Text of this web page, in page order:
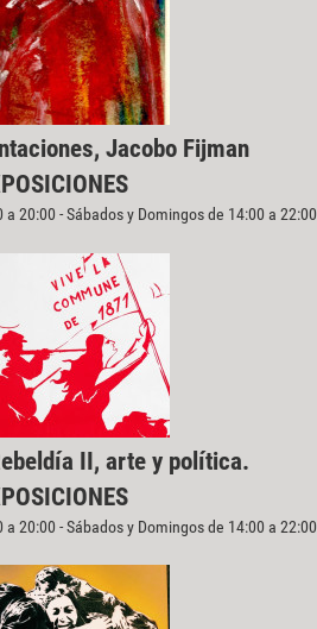
Jacobo Fijman
20:00 - Sábados y Domingos de 14:00 a 22:00
II, arte y política.
20:00 - Sábados y Domingos de 14:00 a 22:00